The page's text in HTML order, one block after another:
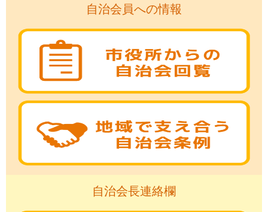
自治会員への情報
自治会長連絡欄